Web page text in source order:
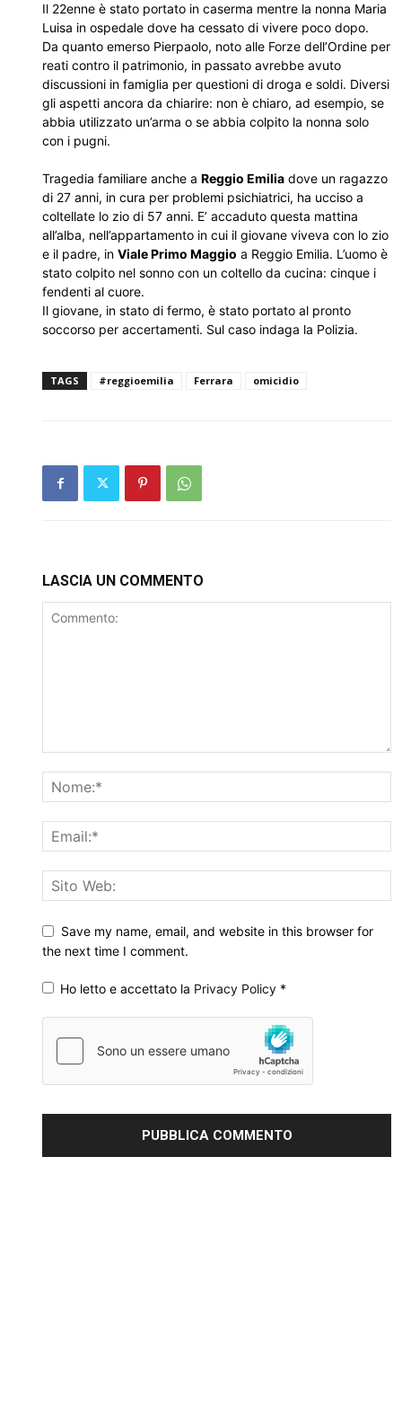
Il 22enne è stato portato in caserma mentre la nonna Maria
Luisa in ospedale dove ha cessato di vivere poco dopo.
Da quanto emerso Pierpaolo, noto alle Forze dell’Ordine per
reati contro il patrimonio, in passato avrebbe avuto
discussioni in famiglia per questioni di droga e soldi. Diversi
gli aspetti ancora da chiarire: non è chiaro, ad esempio, se
abbia utilizzato un’arma o se abbia colpito la nonna solo
con i pugni.
Tragedia familiare anche a Reggio Emilia dove un ragazzo
di 27 anni, in cura per problemi psichiatrici, ha ucciso a
coltellate lo zio di 57 anni. E’ accaduto questa mattina
all’alba, nell’appartamento in cui il giovane viveva con lo zio
e il padre, in Viale Primo Maggio a Reggio Emilia. L’uomo è
stato colpito nel sonno con un coltello da cucina: cinque i
fendenti al cuore.
Il giovane, in stato di fermo, è stato portato al pronto
soccorso per accertamenti. Sul caso indaga la Polizia.
TAGS #reggioemilia Ferrara omicidio
LASCIA UN COMMENTO
Save my name, email, and website in this browser for
the next time I comment.
Ho letto e accettato la Privacy Policy *